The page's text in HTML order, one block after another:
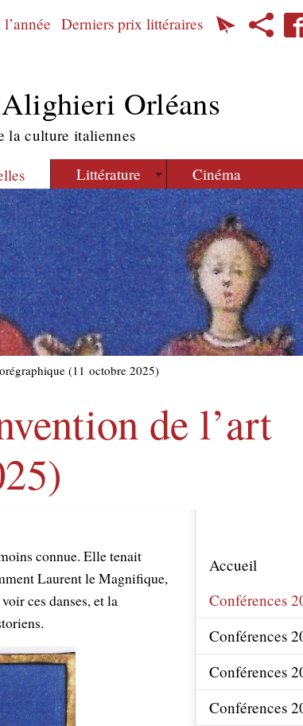
Derniers prix littéraires
Orléans
la culture italiennes
Littérature Cinéma
(11 octobre 2025)
de l’art
connue. Elle tenait
Laurent le Magnifique,
ces danses, et la
Accueil
Conférences
Conférences
Conférences
Conférences